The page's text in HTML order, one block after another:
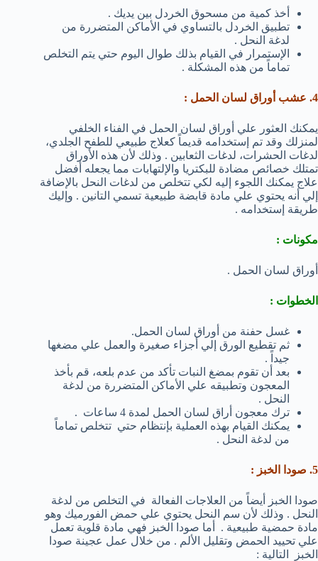
أخذ كمية من مسحوق الخردل بين يديك .
تطبيق الخردل بالتساوي في الأماكن المتضررة من
لدغة النحل .
الإستمرار في القيام بذلك طوال اليوم حتي يتم التخلص
تماماً من هذه المشكلة .
4. عشب أوراق لسان الحمل :
يمكنك العثور علي أوراق لسان الحمل في الفناء الخلفي
لمنزلك وقد تم إستخدامه قديماً كعلاج طبيعي للطفح الجلدي،
لدغات الحشرات، لدغات الثعابين . وذلك لأن هذه الأوراق
تمتلك خصائص مضادة للبكتريا والإلتهابات مما يجعله أفضل
علاج يمكنك اللجوء إليه لكي تتخلص من لدغات النحل بالإضافة
إلي أنه يحتوي علي مادة قابضة طبيعية تسمي التانين . وإليك
طريقة إستخدامه .
مكونات :
أوراق لسان الحمل .
الخطوات :
غسل حفنة من أوراق لسان الحمل.
ثم تقطيع الورق إلي أجزاء صغيرة والعمل علي مضغها
جيداً .
بعد أن تقوم بمضغ النبات تأكد من عدم بلعه، قم بأخذ
المعجون وتطبيقه علي الأماكن المتضررة من لدغة
النحل .
ترك معجون أراق لسان الحمل لمدة 4 ساعات .
يمكنك القيام بهذه العملية بإنتظام حتي تتخلص تماماً
من لدغة النحل .
5. صودا الخبز :
صودا الخبز أيضاً من العلاجات الفعالة في التخلص من لدغة
النحل . وذلك لأن سم النحل يحتوي علي حمض الفورميك وهو
مادة حمضية طبيعية . أما صودا الخبز فهي مادة قلوية تعمل
علي تحييد الحمض وتقليل الألم . من خلال عمل عجينة صودا
الخبز التالية :